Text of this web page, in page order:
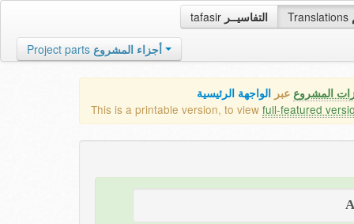
tafasir التفاسيــر Translations
Project parts أجزاء المشروع
المشروع عبر الواجهة الرئيسية
This is a printable version, to view full-featured